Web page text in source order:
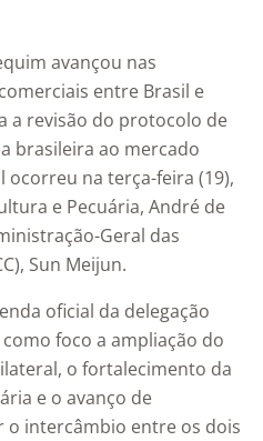
avançou nas
entre Brasil e
a revisão do protocolo de
brasileira ao mercado
ocorreu na terça-feira (19),
e Pecuária, André de
Geral das
Sun Meijun.
oficial da delegação
foco a ampliação do
o fortalecimento da
e o avanço de
o intercâmbio entre os dois